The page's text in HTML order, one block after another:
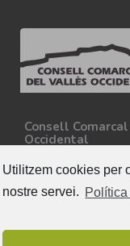
Utilitzem cookies per
nostre servei.
Consell
Occidental
08227 - Terrassa
Tel. 93 727 35 34